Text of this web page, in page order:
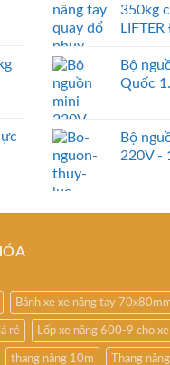
350kg
Bộ
Quốc
Bộ
220V -
Bánh xe xe nâng tay
rẻ Lốp xe nâng 600-9 cho
thang nâng 10m Thang